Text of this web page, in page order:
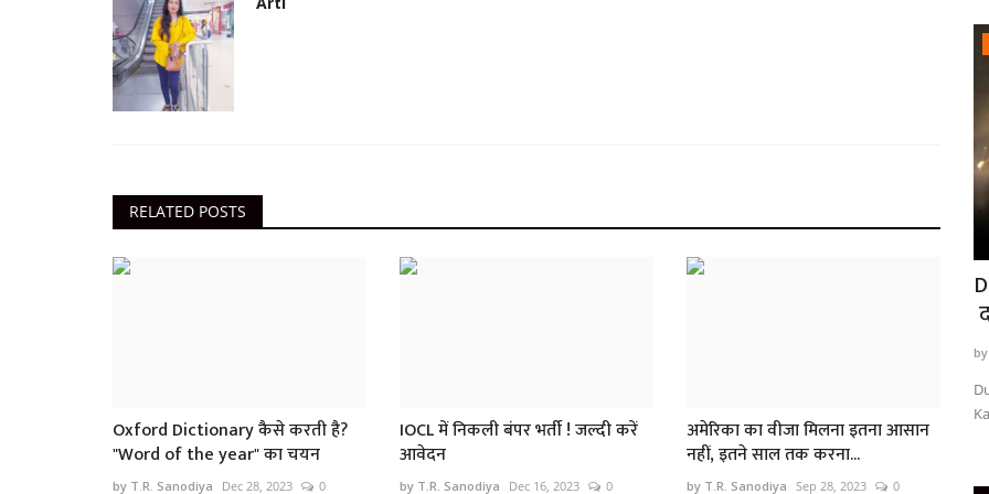
RELATED POSTS
Oxford Dictionary कैसे करती है?
"Word of the year" का चयन
by T.R. Sanodiya Dec 28, 2023 0
IOCL में निकली बंपर भर्ती ! जल्दी करें
आवेदन
by T.R. Sanodiya Dec 16, 2023 0
अमेरिका का वीजा मिलना इतना आसान
नहीं, इतने साल तक करना...
by T.R. Sanodiya Sep 28, 2023 0
छत्तीसगढ़
Chhattisgarh News : कांग्रेस विधायक हापुड़ जिले में पंचायत का अनोखा मामला छेड़छाड़